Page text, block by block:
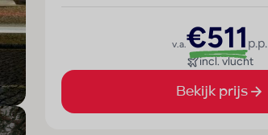
v.a.€511 p.p.
incl. vlucht
Bekijk prijs